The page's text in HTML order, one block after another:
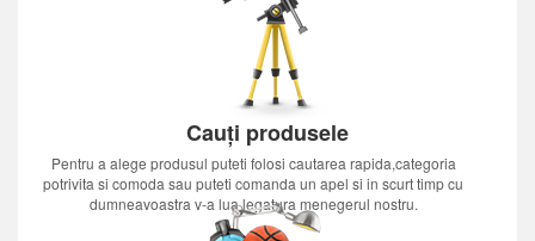
Cauți produsele
Pentru a alege produsul puteti folosi cautarea rapida,categoria
potrivita si comoda sau puteti comanda un apel si in scurt timp cu
dumneavoastra v-a lua legatura menegerul nostru.